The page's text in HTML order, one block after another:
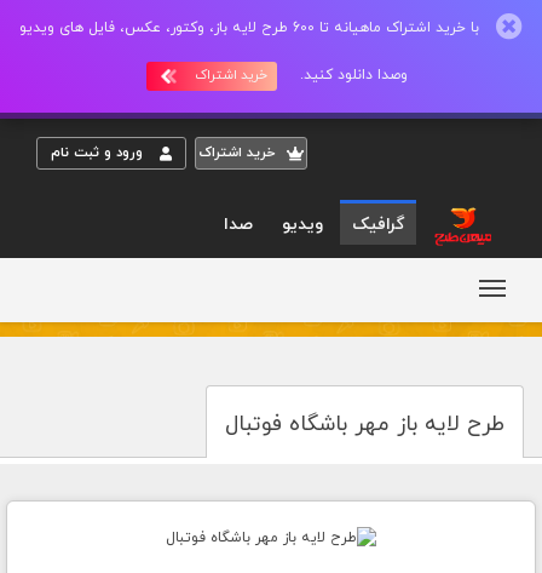
با خرید اشتراک ماهیانه تا 600 طرح لایه باز، وکتور، عکس، فایل های ویدیو
وصدا دانلود کنید. خرید اشتراک
خريد اشتراک ورود و ثبت نام
گرافیک ویدیو صدا
طرح لایه باز مهر باشگاه فوتبال